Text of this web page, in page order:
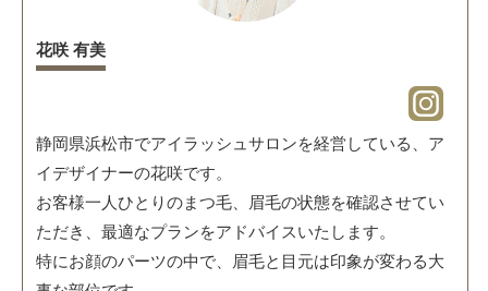
花咲 有美
静岡県浜松市でアイラッシュサロンを経営している、ア
イデザイナーの花咲です。
お客様一人ひとりのまつ毛、眉毛の状態を確認させてい
ただき、最適なプランをアドバイスいたします。
特にお顔のパーツの中で、眉毛と目元は印象が変わる大